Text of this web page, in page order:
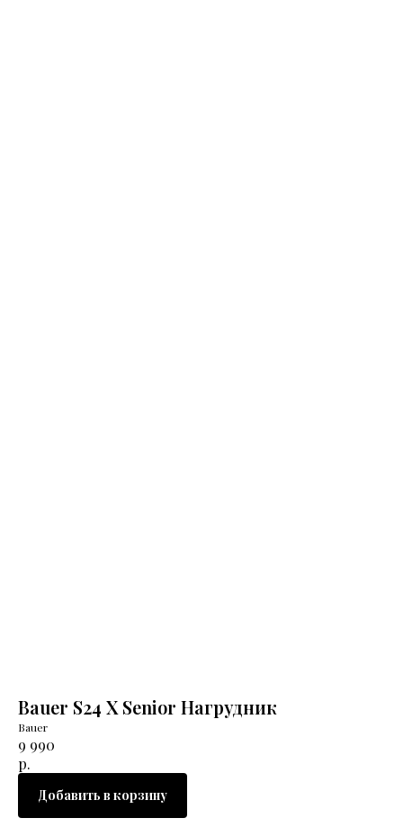
Bauer S24 X Senior Нагрудник
Bauer
9 990
р.
Добавить в корзину